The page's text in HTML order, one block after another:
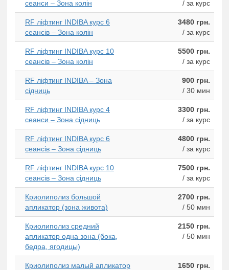
сеанси – Зона колін
/ за курс
RF ліфтинг INDIBA курс 6
сеансів – Зона колін
3480 грн.
/ за курс
RF ліфтинг INDIBA курс 10
сеансів – Зона колін
5500 грн.
/ за курс
RF ліфтинг INDIBA – Зона
сідниць
900 грн.
/ 30 мин
RF ліфтинг INDIBA курс 4
сеанси – Зона сідниць
3300 грн.
/ за курс
RF ліфтинг INDIBA курс 6
сеансів – Зона сідниць
4800 грн.
/ за курс
RF ліфтинг INDIBA курс 10
сеансів – Зона сідниць
7500 грн.
/ за курс
Криолиполиз большой
апликатор (зона живота)
2700 грн.
/ 50 мин
Криолиполиз средний
апликатор одна зона (бока,
бедра, ягодицы)
2150 грн.
/ 50 мин
Криолиполиз малый апликатор
1650 грн.